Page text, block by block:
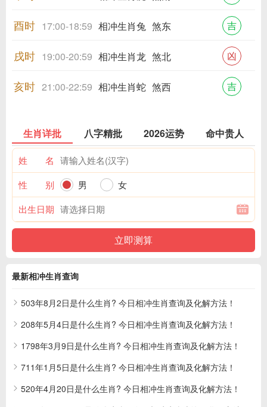
酉时 17:00-18:59 相冲生肖兔 煞东 吉
戌时 19:00-20:59 相冲生肖龙 煞北 凶
亥时 21:00-22:59 相冲生肖蛇 煞西 吉
生肖详批 八字精批 2026运势 命中贵人
姓 名
性 别
男
女
出生日期
最新相冲生肖查询
503年8月2日是什么生肖? 今日相冲生肖查询及化解方法！
208年5月4日是什么生肖? 今日相冲生肖查询及化解方法！
1798年3月9日是什么生肖? 今日相冲生肖查询及化解方法！
711年1月5日是什么生肖? 今日相冲生肖查询及化解方法！
520年4月20日是什么生肖? 今日相冲生肖查询及化解方法！